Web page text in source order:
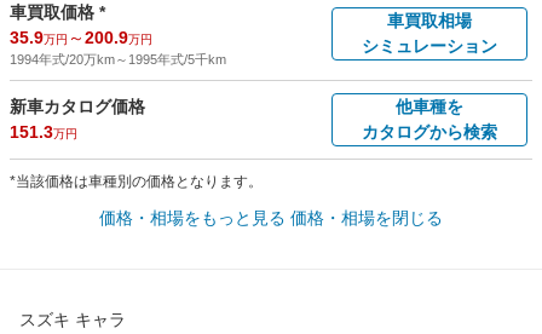
車買取価格 *
35.9万円 ～200.9万円
1994年式/20万km～ 1995年式/5千km
車買取相場
シミュレーション
新車カタログ価格
151.3万円
他車種を
カタログから検索
*当該価格は車種別の価格となります。
価格・相場をもっと見る 価格・相場を閉じる
スズキ キャラ